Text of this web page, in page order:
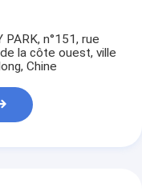
PARK, n°151, rue
la côte ouest, ville
Chine